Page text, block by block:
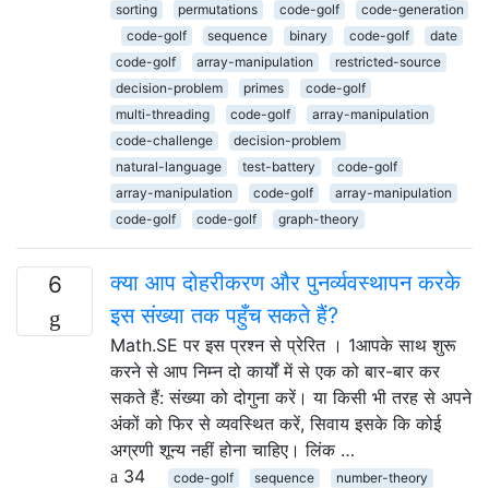
sorting
permutations code-golf
code-generation
code-golf
sequence binary code-golf
date
code-golf
array-manipulation
restricted-source
decision-problem
primes
code-golf
multi-threading
code-golf
array-manipulation
code-challenge
decision-problem
natural-language
test-battery
code-golf
array-manipulation
code-golf
array-manipulation
code-golf
code-golf graph-theory
6
क्या आप दोहरीकरण और पुनर्व्यवस्थापन करके
इस संख्या तक पहुँच सकते हैं?
Math.SE पर इस प्रश्न से प्रेरित । 1आपके साथ शुरू
करने से आप निम्न दो कार्यों में से एक को बार-बार कर
सकते हैं: संख्या को दोगुना करें। या किसी भी तरह से अपने
अंकों को फिर से व्यवस्थित करें, सिवाय इसके कि कोई
अग्रणी शून्य नहीं होना चाहिए। लिंक …
34
code-golf sequence
number-theory